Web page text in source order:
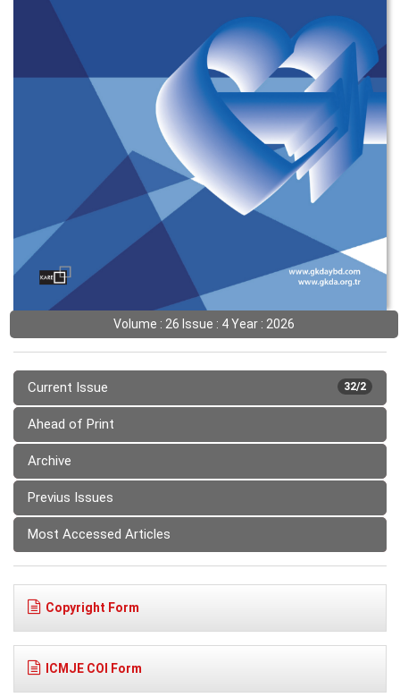
Volume : 26 Issue : 4 Year : 2026
32/2
Current Issue
Ahead of Print
Archive
Previus Issues
Most Accessed Articles
Copyright Form
ICMJE COI Form